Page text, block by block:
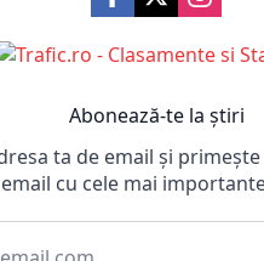
Abonează-te la știri
ta de email și
email cu cele mai